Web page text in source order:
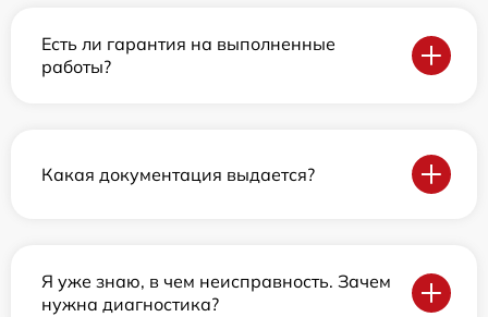
Есть ли гарантия на выполненные
работы?
Какая документация выдается?
Я уже знаю, в чем неисправность. Зачем
нужна диагностика?